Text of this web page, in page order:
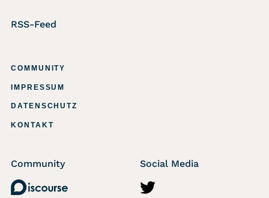
RSS-Feed
COMMUNITY
IMPRESSUM
DATENSCHUTZ
KONTAKT
Community
Discourse
Social Media
http://twitter.com/